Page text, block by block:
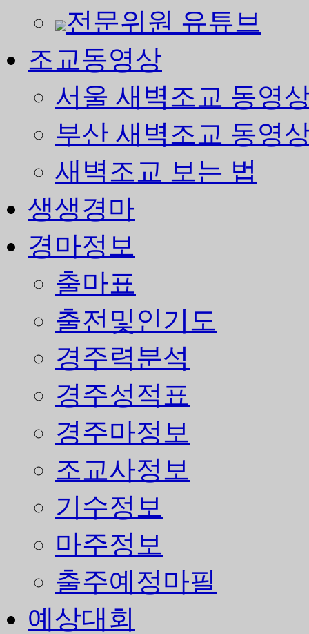
전문위원 유튜브
조교동영상
서울 새벽조교 동영
부산 새벽조교 동영
새벽조교 보는 법
생생경마
경마정보
출마표
출전및인기도
경주력분석
경주성적표
경주마정보
조교사정보
기수정보
마주정보
출주예정마필
예상대회